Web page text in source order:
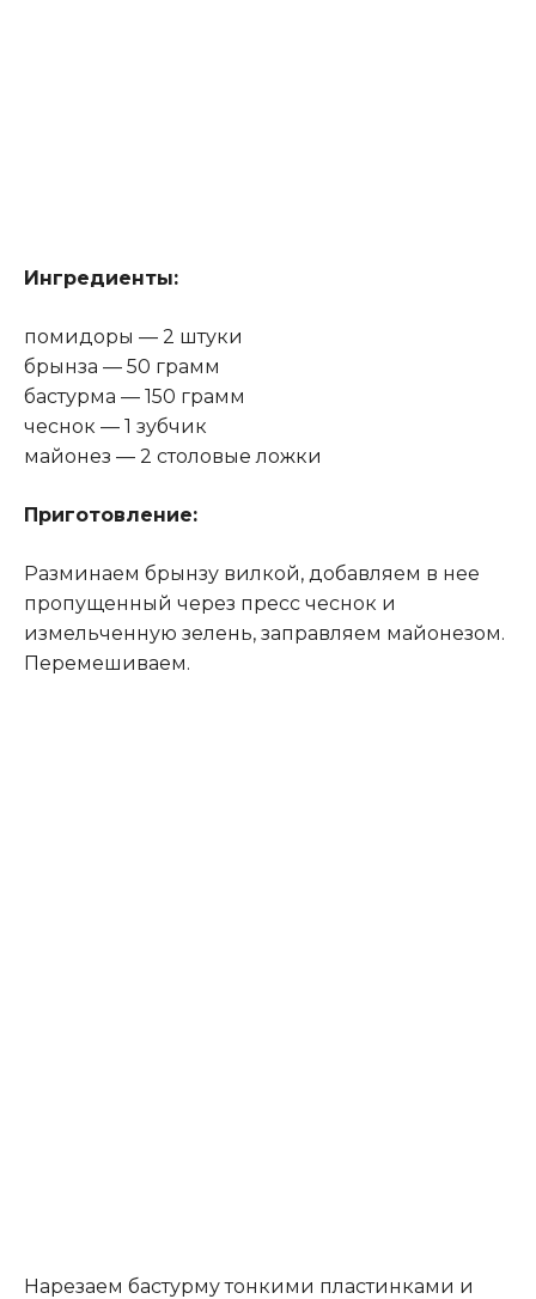
Ингредиенты:
помидоры — 2 штуки
брынза — 50 грамм
бастурма — 150 грамм
чеснок — 1 зубчик
майонез — 2 столовые ложки
Приготовление:
Разминаем брынзу вилкой, добавляем в нее
пропущенный через пресс чеснок и
измельченную зелень, заправляем майонезом.
Перемешиваем.
Нарезаем бастурму тонкими пластинками и